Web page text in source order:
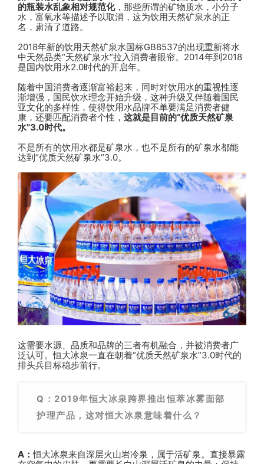
的瓶装水乱象相对规范化，那些所谓的矿物质水，小分子
水，富氧水等描述予以取消，这为饮用天然矿泉水的正
名，肃清了道路。
2018年新的饮用天然矿泉水国标GB8537的出现重新将水
中天然品类“天然矿泉水”拉入消费者眼帘。2014年到2018
是国内饮用水2.0时代的开启年。
随着中国消费者逐渐富裕起来，同时对饮用水的重视性逐
渐增强，国民饮水理念开始升级，这种升级又伴随着国民
亚文化的多样性，使得饮用水品牌不单要满足消费者健
康，还要匹配消费者个性，这就是目前的“优质天然矿泉
水”3.0时代。
不是所有的饮用水都是矿泉水，也不是所有的矿泉水都能
达到“优质天然矿泉水”3.0。
这需要水源、品质和品牌的三者有机融合，并被消费者广
泛认可。恒大冰泉一直在朝着“优质天然矿泉水”3.0时代的
排头兵目标稳步前行。
Q：2019年恒大冰泉跨界推出恒萃冰雾面部
护理产品，这对恒大冰泉意味着什么？
A：恒大冰泉来自深层火山岩冷泉，属于活矿泉。直接暴露